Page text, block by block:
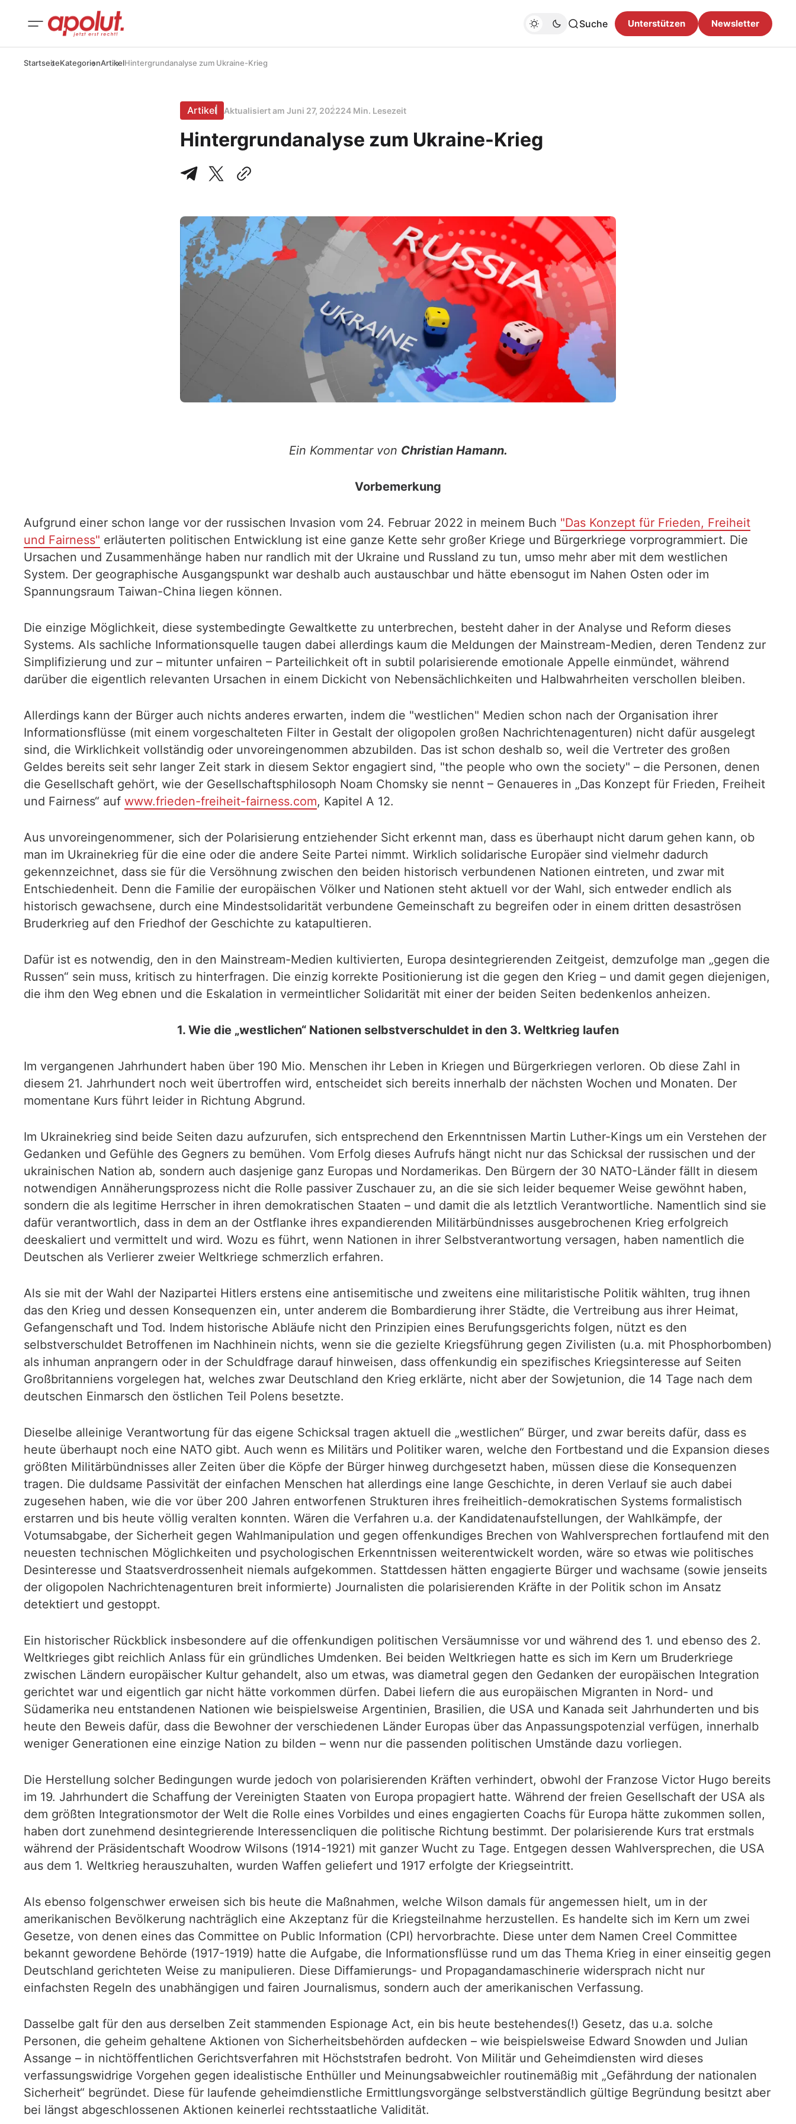
Suche Unterstützen Newsletter
StartseiteKategorienArtikelHintergrundanalyse zum Ukraine-Krieg
Artikel Aktualisiert am Juni 27, 202224 Min. Lesezeit
Hintergrundanalyse zum Ukraine-Krieg
Ein Kommentar von Christian Hamann.
Vorbemerkung
Aufgrund einer schon lange vor der russischen Invasion vom 24. Februar 2022 in meinem Buch "Das Konzept für Frieden, Freiheit
und Fairness" erläuterten politischen Entwicklung ist eine ganze Kette sehr großer Kriege und Bürgerkriege vorprogrammiert. Die
Ursachen und Zusammenhänge haben nur randlich mit der Ukraine und Russland zu tun, umso mehr aber mit dem westlichen
System. Der geographische Ausgangspunkt war deshalb auch austauschbar und hätte ebensogut im Nahen Osten oder im
Spannungsraum Taiwan-China liegen können.
Die einzige Möglichkeit, diese systembedingte Gewaltkette zu unterbrechen, besteht daher in der Analyse und Reform dieses
Systems. Als sachliche Informationsquelle taugen dabei allerdings kaum die Meldungen der Mainstream-Medien, deren Tendenz zur
Simplifizierung und zur – mitunter unfairen – Parteilichkeit oft in subtil polarisierende emotionale Appelle einmündet, während
darüber die eigentlich relevanten Ursachen in einem Dickicht von Nebensächlichkeiten und Halbwahrheiten verschollen bleiben.
Allerdings kann der Bürger auch nichts anderes erwarten, indem die "westlichen" Medien schon nach der Organisation ihrer
Informationsflüsse (mit einem vorgeschalteten Filter in Gestalt der oligopolen großen Nachrichtenagenturen) nicht dafür ausgelegt
sind, die Wirklichkeit vollständig oder unvoreingenommen abzubilden. Das ist schon deshalb so, weil die Vertreter des großen
Geldes bereits seit sehr langer Zeit stark in diesem Sektor engagiert sind, "the people who own the society" – die Personen, denen
die Gesellschaft gehört, wie der Gesellschaftsphilosoph Noam Chomsky sie nennt – Genaueres in „Das Konzept für Frieden, Freiheit
und Fairness“ auf www.frieden-freiheit-fairness.com, Kapitel A 12.
Aus unvoreingenommener, sich der Polarisierung entziehender Sicht erkennt man, dass es überhaupt nicht darum gehen kann, ob
man im Ukrainekrieg für die eine oder die andere Seite Partei nimmt. Wirklich solidarische Europäer sind vielmehr dadurch
gekennzeichnet, dass sie für die Versöhnung zwischen den beiden historisch verbundenen Nationen eintreten, und zwar mit
Entschiedenheit. Denn die Familie der europäischen Völker und Nationen steht aktuell vor der Wahl, sich entweder endlich als
historisch gewachsene, durch eine Mindestsolidarität verbundene Gemeinschaft zu begreifen oder in einem dritten desaströsen
Bruderkrieg auf den Friedhof der Geschichte zu katapultieren.
Dafür ist es notwendig, den in den Mainstream-Medien kultivierten, Europa desintegrierenden Zeitgeist, demzufolge man „gegen die
Russen“ sein muss, kritisch zu hinterfragen. Die einzig korrekte Positionierung ist die gegen den Krieg – und damit gegen diejenigen,
die ihm den Weg ebnen und die Eskalation in vermeintlicher Solidarität mit einer der beiden Seiten bedenkenlos anheizen.
1. Wie die „westlichen“ Nationen selbstverschuldet in den 3. Weltkrieg laufen
Im vergangenen Jahrhundert haben über 190 Mio. Menschen ihr Leben in Kriegen und Bürgerkriegen verloren. Ob diese Zahl in
diesem 21. Jahrhundert noch weit übertroffen wird, entscheidet sich bereits innerhalb der nächsten Wochen und Monaten. Der
momentane Kurs führt leider in Richtung Abgrund.
Im Ukrainekrieg sind beide Seiten dazu aufzurufen, sich entsprechend den Erkenntnissen Martin Luther-Kings um ein Verstehen der
Gedanken und Gefühle des Gegners zu bemühen. Vom Erfolg dieses Aufrufs hängt nicht nur das Schicksal der russischen und der
ukrainischen Nation ab, sondern auch dasjenige ganz Europas und Nordamerikas. Den Bürgern der 30 NATO-Länder fällt in diesem
notwendigen Annäherungsprozess nicht die Rolle passiver Zuschauer zu, an die sie sich leider bequemer Weise gewöhnt haben,
sondern die als legitime Herrscher in ihren demokratischen Staaten – und damit die als letztlich Verantwortliche. Namentlich sind sie
dafür verantwortlich, dass in dem an der Ostflanke ihres expandierenden Militärbündnisses ausgebrochenen Krieg erfolgreich
deeskaliert und vermittelt und wird. Wozu es führt, wenn Nationen in ihrer Selbstverantwortung versagen, haben namentlich die
Deutschen als Verlierer zweier Weltkriege schmerzlich erfahren.
Als sie mit der Wahl der Nazipartei Hitlers erstens eine antisemitische und zweitens eine militaristische Politik wählten, trug ihnen
das den Krieg und dessen Konsequenzen ein, unter anderem die Bombardierung ihrer Städte, die Vertreibung aus ihrer Heimat,
Gefangenschaft und Tod. Indem historische Abläufe nicht den Prinzipien eines Berufungsgerichts folgen, nützt es den
selbstverschuldet Betroffenen im Nachhinein nichts, wenn sie die gezielte Kriegsführung gegen Zivilisten (u.a. mit Phosphorbomben)
als inhuman anprangern oder in der Schuldfrage darauf hinweisen, dass offenkundig ein spezifisches Kriegsinteresse auf Seiten
Großbritanniens vorgelegen hat, welches zwar Deutschland den Krieg erklärte, nicht aber der Sowjetunion, die 14 Tage nach dem
deutschen Einmarsch den östlichen Teil Polens besetzte.
Dieselbe alleinige Verantwortung für das eigene Schicksal tragen aktuell die „westlichen“ Bürger, und zwar bereits dafür, dass es
heute überhaupt noch eine NATO gibt. Auch wenn es Militärs und Politiker waren, welche den Fortbestand und die Expansion dieses
größten Militärbündnisses aller Zeiten über die Köpfe der Bürger hinweg durchgesetzt haben, müssen diese die Konsequenzen
tragen. Die duldsame Passivität der einfachen Menschen hat allerdings eine lange Geschichte, in deren Verlauf sie auch dabei
zugesehen haben, wie die vor über 200 Jahren entworfenen Strukturen ihres freiheitlich-demokratischen Systems formalistisch
erstarren und bis heute völlig veralten konnten. Wären die Verfahren u.a. der Kandidatenaufstellungen, der Wahlkämpfe, der
Votumsabgabe, der Sicherheit gegen Wahlmanipulation und gegen offenkundiges Brechen von Wahlversprechen fortlaufend mit den
neuesten technischen Möglichkeiten und psychologischen Erkenntnissen weiterentwickelt worden, wäre so etwas wie politisches
Desinteresse und Staatsverdrossenheit niemals aufgekommen. Stattdessen hätten engagierte Bürger und wachsame (sowie jenseits
der oligopolen Nachrichtenagenturen breit informierte) Journalisten die polarisierenden Kräfte in der Politik schon im Ansatz
detektiert und gestoppt.
Ein historischer Rückblick insbesondere auf die offenkundigen politischen Versäumnisse vor und während des 1. und ebenso des 2.
Weltkrieges gibt reichlich Anlass für ein gründliches Umdenken. Bei beiden Weltkriegen hatte es sich im Kern um Bruderkriege
zwischen Ländern europäischer Kultur gehandelt, also um etwas, was diametral gegen den Gedanken der europäischen Integration
gerichtet war und eigentlich gar nicht hätte vorkommen dürfen. Dabei liefern die aus europäischen Migranten in Nord- und
Südamerika neu entstandenen Nationen wie beispielsweise Argentinien, Brasilien, die USA und Kanada seit Jahrhunderten und bis
heute den Beweis dafür, dass die Bewohner der verschiedenen Länder Europas über das Anpassungspotenzial verfügen, innerhalb
weniger Generationen eine einzige Nation zu bilden – wenn nur die passenden politischen Umstände dazu vorliegen.
Die Herstellung solcher Bedingungen wurde jedoch von polarisierenden Kräften verhindert, obwohl der Franzose Victor Hugo bereits
im 19. Jahrhundert die Schaffung der Vereinigten Staaten von Europa propagiert hatte. Während der freien Gesellschaft der USA als
dem größten Integrationsmotor der Welt die Rolle eines Vorbildes und eines engagierten Coachs für Europa hätte zukommen sollen,
haben dort zunehmend desintegrierende Interessencliquen die politische Richtung bestimmt. Der polarisierende Kurs trat erstmals
während der Präsidentschaft Woodrow Wilsons (1914-1921) mit ganzer Wucht zu Tage. Entgegen dessen Wahlversprechen, die USA
aus dem 1. Weltkrieg herauszuhalten, wurden Waffen geliefert und 1917 erfolgte der Kriegseintritt.
Als ebenso folgenschwer erweisen sich bis heute die Maßnahmen, welche Wilson damals für angemessen hielt, um in der
amerikanischen Bevölkerung nachträglich eine Akzeptanz für die Kriegsteilnahme herzustellen. Es handelte sich im Kern um zwei
Gesetze, von denen eines das Committee on Public Information (CPI) hervorbrachte. Diese unter dem Namen Creel Committee
bekannt gewordene Behörde (1917-1919) hatte die Aufgabe, die Informationsflüsse rund um das Thema Krieg in einer einseitig gegen
Deutschland gerichteten Weise zu manipulieren. Diese Diffamierungs- und Propagandamaschinerie widersprach nicht nur
einfachsten Regeln des unabhängigen und fairen Journalismus, sondern auch der amerikanischen Verfassung.
Dasselbe galt für den aus derselben Zeit stammenden Espionage Act, ein bis heute bestehendes(!) Gesetz, das u.a. solche
Personen, die geheim gehaltene Aktionen von Sicherheitsbehörden aufdecken – wie beispielsweise Edward Snowden und Julian
Assange – in nichtöffentlichen Gerichtsverfahren mit Höchststrafen bedroht. Von Militär und Geheimdiensten wird dieses
verfassungswidrige Vorgehen gegen idealistische Enthüller und Meinungsabweichler routinemäßig mit „Gefährdung der nationalen
Sicherheit“ begründet. Diese für laufende geheimdienstliche Ermittlungsvorgänge selbstverständlich gültige Begründung besitzt aber
bei längst abgeschlossenen Aktionen keinerlei rechtsstaatliche Validität.